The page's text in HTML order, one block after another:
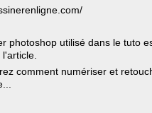
photoshop utilisé dans le tuto
comment numériser et